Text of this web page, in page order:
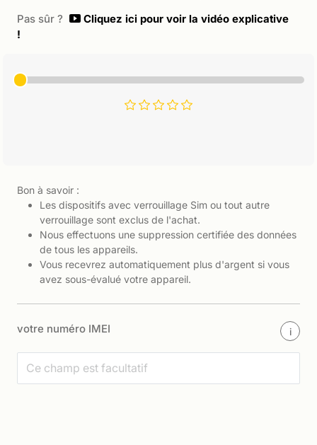
Pas sûr ?
Cliquez ici pour voir la vidéo explicative
!
Bon à savoir :
Les dispositifs avec verrouillage Sim ou tout autre
verrouillage sont exclus de l'achat.
Nous effectuons une suppression certifiée des données
de tous les appareils.
Vous recevrez automatiquement plus d'argent si vous
avez sous-évalué votre appareil.
votre numéro IMEI i